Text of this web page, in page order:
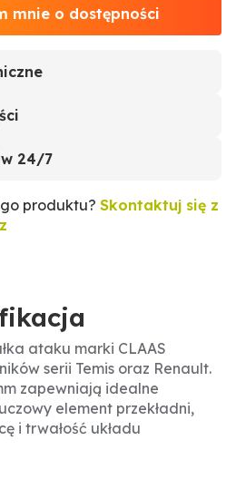
mnie o dostępności
24/7
produktu? Skontaktuj się z
ataku marki CLAAS
serii Temis oraz Renault.
zapewniają idealne
element przekładni,
i trwałość układu